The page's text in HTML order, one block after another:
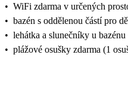
• WiFi zdarma v určených
• bazén s oddělenou částí pro
• lehátka a slunečníky u bazénu
• plážové osušky zdarma (1